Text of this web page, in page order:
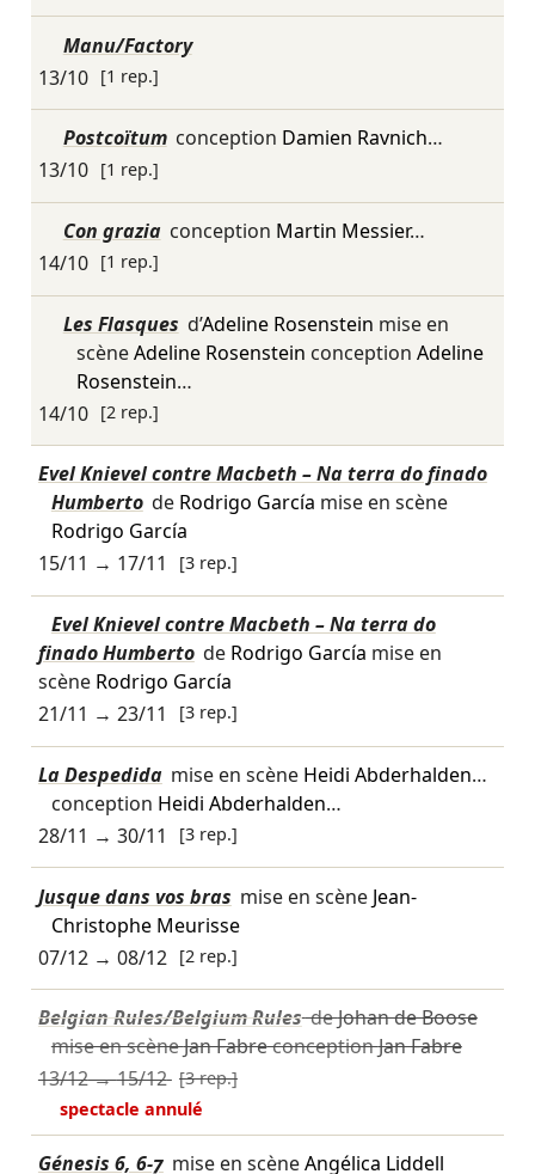
Manu/Factory
13/10 [1 rep.]
Postcoïtum conception Damien Ravnich…
13/10 [1 rep.]
Con grazia conception Martin Messier…
14/10 [1 rep.]
Les Flasques d’Adeline Rosenstein mise en
scèneAdeline Rosenstein conception Adeline
Rosenstein…
14/10 [2 rep.]
Evel Knievel contre Macbeth – Na terra do finado
Humberto de Rodrigo García mise en scène
Rodrigo García
15/11 → 17/11 [3 rep.]
Evel Knievel contre Macbeth – Na terra do
finado Humberto de Rodrigo García mise en
scène Rodrigo García
21/11 → 23/11 [3 rep.]
La Despedida mise en scène Heidi Abderhalden…
conception Heidi Abderhalden…
28/11 → 30/11 [3 rep.]
Jusque dans vos bras mise en scène Jean-
Christophe Meurisse
07/12→ 08/12 [2 rep.]
Belgian Rules/Belgium RulesdeJohan de Boose
mise en scèneJan FabreconceptionJan Fabre
13/12→15/12 [3 rep.]
spectacle annulé
Génesis 6, 6-7 mise en scèneAngélica Liddell